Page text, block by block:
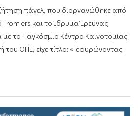
πάνελ, που διοργανώθηκε από
Frontiers και το Ίδρυμα Έρευνας
το Παγκόσμιο Κέντρο Καινοτομίας
του ΟΗΕ, είχε τίτλο: «Γεφυρώνοντας